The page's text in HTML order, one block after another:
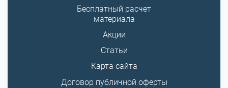
Бесплатный расчет
материала
Акции
Статьи
Карта сайта
Договор публичной оферты